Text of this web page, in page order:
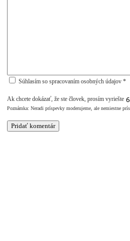
Súhlasím so spracovaním osobných údajov *
Ak chcete dokázať, že ste človek, prosím vyriešte
Poznámka: Neradi príspevky moderujeme, ale nemiestne